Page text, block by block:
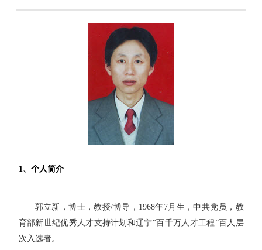
1、个人简介
郭立新，博士，教授/博导， 1968年7月生，中共党员，教
育部新世纪优秀人才支持计划和辽宁“百千万人才工程”百人层
次入选者。